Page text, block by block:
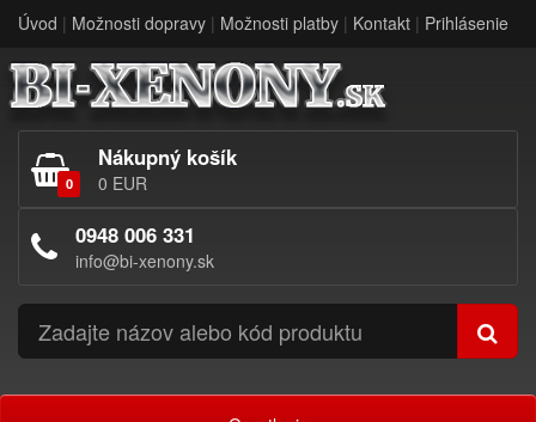
Úvod | Možnosti dopravy | Možnosti platby | Kontakt | Prihlásenie
0
Nákupný košík
0 EUR
0948 006 331
info@bi-xenony.sk